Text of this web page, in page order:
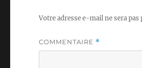
Votre adresse e-mail ne sera pas
COMMENTAIRE *